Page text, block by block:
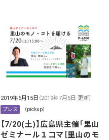
2019年6月15日 （2019年7月5日 更新）
プレス （pickup）
【7/20(土)】広島県主催「里山
ゼミナール１コマ［里山のモ